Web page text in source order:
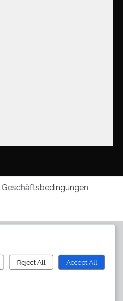
Geschäftsbedingungen
Reject All Accept All